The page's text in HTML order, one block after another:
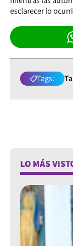
esclarecer lo
Tags:
LO MÁS